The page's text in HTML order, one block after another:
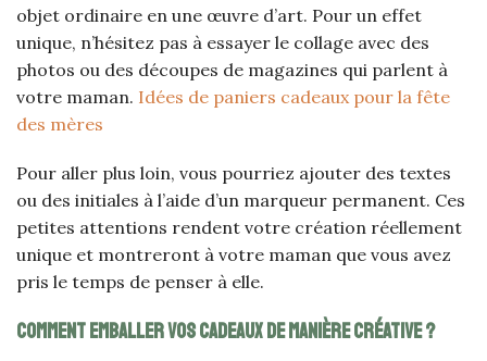
objet ordinaire en une œuvre d’art. Pour un effet
unique, n’hésitez pas à essayer le collage avec des
photos ou des découpes de magazines qui parlent à
votre maman. Idées de paniers cadeaux pour la fête
des mères
Pour aller plus loin, vous pourriez ajouter des textes
ou des initiales à l’aide d’un marqueur permanent. Ces
petites attentions rendent votre création réellement
unique et montreront à votre maman que vous avez
pris le temps de penser à elle.
Comment emballer vos cadeaux de manière créative ?